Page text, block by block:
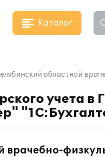
Каталог
областной
учета
врачебно-